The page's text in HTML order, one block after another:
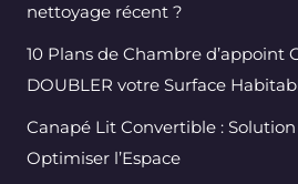
nettoyage récent ?
10 Plans de Chambre d’appoint
DOUBLER votre Surface
Canapé Lit Convertible :
Optimiser l’Espace